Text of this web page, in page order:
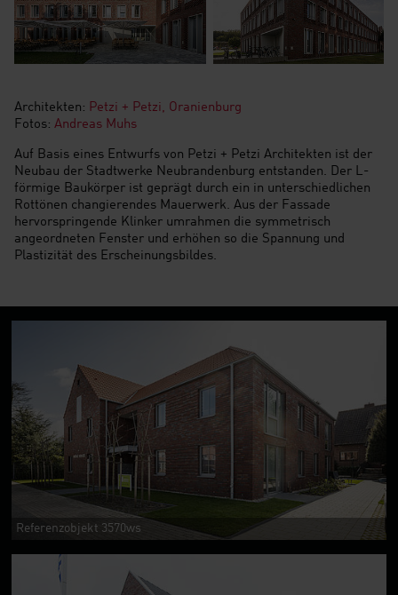
Architekten: Petzi + Petzi, Oranienburg
Fotos: Andreas Muhs
Auf Basis eines Entwurfs von Petzi + Petzi Architekten ist der
Neubau der Stadtwerke Neubrandenburg entstanden. Der L-
förmige Baukörper ist geprägt durch ein in unterschiedlichen
Rottönen changierendes Mauerwerk. Aus der Fassade
hervorspringende Klinker umrahmen die symmetrisch
angeordneten Fenster und erhöhen so die Spannung und
Plastizität des Erscheinungsbildes.
Referenzobjekt 3570ws